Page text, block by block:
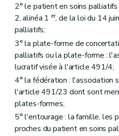
2° le patient en soins
2, alinéa 1 er, de la loi du 14
palliatifs;
3° la plate-forme de
palliatifs ou la plate-forme :
lucratif visée à l'article 491/4;
4° la fédération : l'association
l'article 491/23 dont sont
plates-formes;
5° l'entourage : la famille, les
proches du patient en soins